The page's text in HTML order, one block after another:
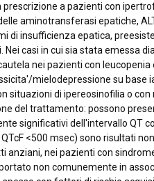
a pazienti con
aminotransferasi epatiche,
di insufficienza epatica,
casi in cui sia stata emessa
nei pazienti con
mielodepressione su base
situazioni di ipereosinofilia o
del trattamento: possono
significativi dell'intervallo QT
<500 msec) sono risultati
nei pazienti con
non comunemente in